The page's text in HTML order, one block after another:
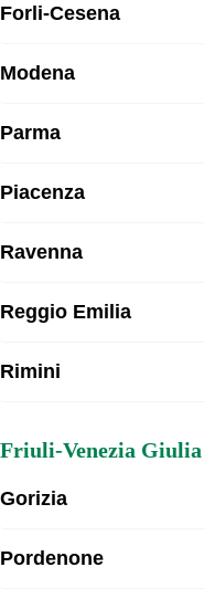
Forli-Cesena
Modena
Parma
Piacenza
Ravenna
Reggio Emilia
Rimini
Friuli-Venezia Giulia
Gorizia
Pordenone